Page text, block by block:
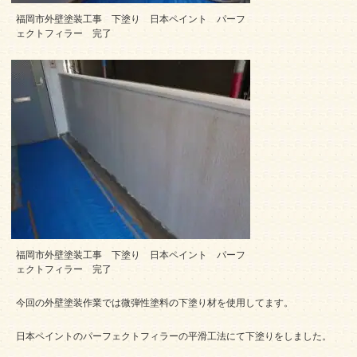
福岡市外壁塗装工事 下塗り 日本ペイント パーフ
ェクトフィラー 完了
福岡市外壁塗装工事 下塗り 日本ペイント パーフ
ェクトフィラー 完了
今回の外壁塗装作業では微弾性塗料の下塗り材を使用してます。
日本ペイントのパーフェクトフィラーの平滑工法にて下塗りをしました。